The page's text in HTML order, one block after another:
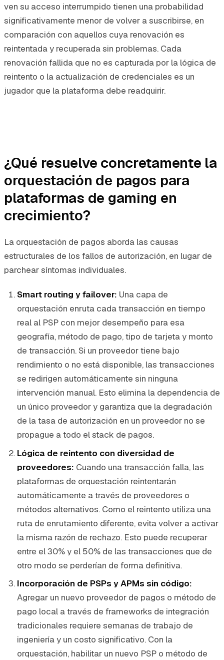
ven su acceso interrumpido tienen una probabilidad
significativamente menor de volver a suscribirse, en
comparación con aquellos cuya renovación es
reintentada y recuperada sin problemas. Cada
renovación fallida que no es capturada por la lógica de
reintento o la actualización de credenciales es un
jugador que la plataforma debe readquirir.
¿Qué resuelve concretamente la
orquestación de pagos para
plataformas de gaming en
crecimiento?
La orquestación de pagos aborda las causas
estructurales de los fallos de autorización, en lugar de
parchear síntomas individuales.
Smart routing y failover: Una capa de
orquestación enruta cada transacción en tiempo
real al PSP con mejor desempeño para esa
geografía, método de pago, tipo de tarjeta y monto
de transacción. Si un proveedor tiene bajo
rendimiento o no está disponible, las transacciones
se redirigen automáticamente sin ninguna
intervención manual. Esto elimina la dependencia de
un único proveedor y garantiza que la degradación
de la tasa de autorización en un proveedor no se
propague a todo el stack de pagos.
Lógica de reintento con diversidad de
proveedores: Cuando una transacción falla, las
plataformas de orquestación reintentarán
automáticamente a través de proveedores o
métodos alternativos. Como el reintento utiliza una
ruta de enrutamiento diferente, evita volver a activar
la misma razón de rechazo. Esto puede recuperar
entre el 30% y el 50% de las transacciones que de
otro modo se perderían de forma definitiva.
Incorporación de PSPs y APMs sin código:
Agregar un nuevo proveedor de pagos o método de
pago local a través de frameworks de integración
tradicionales requiere semanas de trabajo de
ingeniería y un costo significativo. Con la
orquestación, habilitar un nuevo PSP o método de